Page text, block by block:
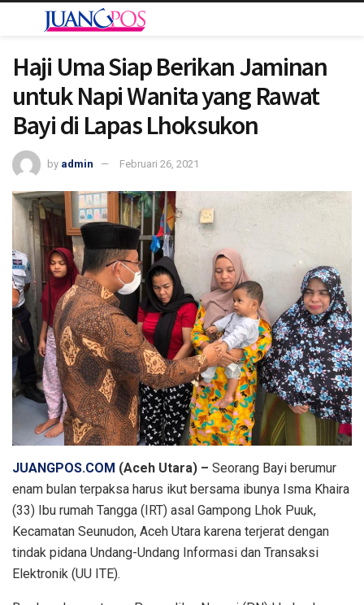
Haji Uma Siap Berikan Jaminan
untuk Napi Wanita yang Rawat
Bayi di Lapas Lhoksukon
by admin Februari 26, 2021
JUANGPOS.COM (Aceh Utara) – Seorang Bayi berumur
enam bulan terpaksa harus ikut bersama ibunya Isma Khaira
(33) Ibu rumah Tangga (IRT) asal Gampong Lhok Puuk,
Kecamatan Seunudon, Aceh Utara karena terjerat dengan
tindak pidana Undang-Undang Informasi dan Transaksi
Elektronik (UU ITE).